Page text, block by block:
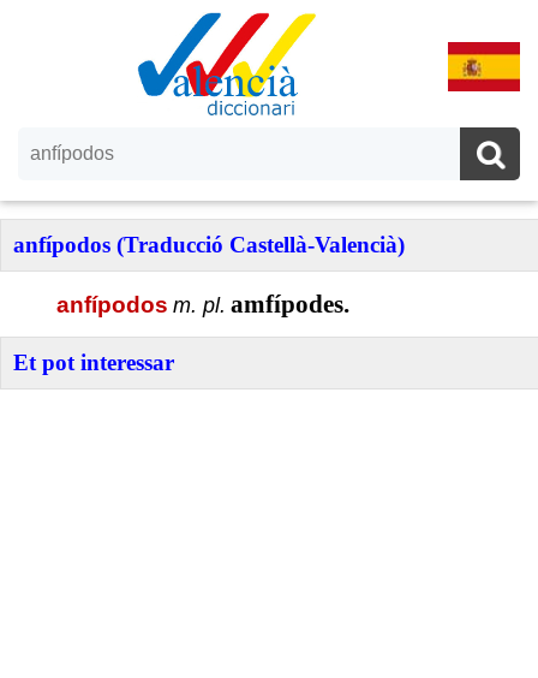
anfípodos (Traducció Castellà-Valencià)
anfípodos m. pl. amfípodes.
Et pot interessar